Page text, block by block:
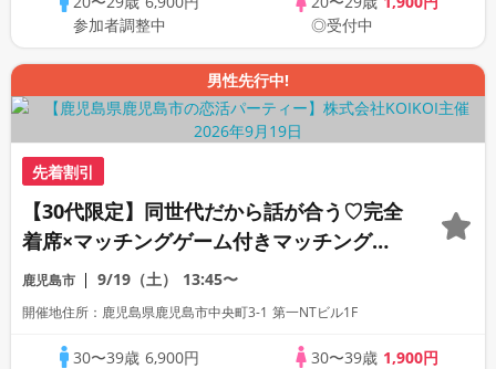
参加者調整中
◎受付中
男性先行中!
先着割引
【30代限定】同世代だから話が合う♡完全
着席×マッチングゲーム付きマッチングコ
ン
鹿児島市 9/19（土） 13:45〜
開催地住所：鹿児島県鹿児島市中央町3-1 第一NTビル1F
30〜39歳 6,900円
30〜39歳 1,900円